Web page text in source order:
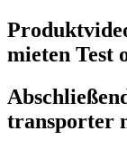
mieten Test
transporter